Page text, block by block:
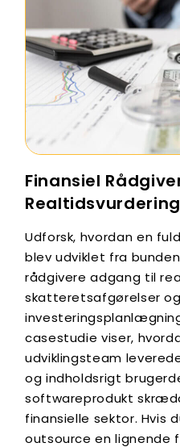
Finansiel
Udforsk, hvordan en
blev udviklet fra
rådgivere adgang til
skatteretsafgørelser og
casestudie viser,
udviklingsteam
og indholdsrigt
softwareprodukt
finansielle sektor. Hvis
outsource en lignende